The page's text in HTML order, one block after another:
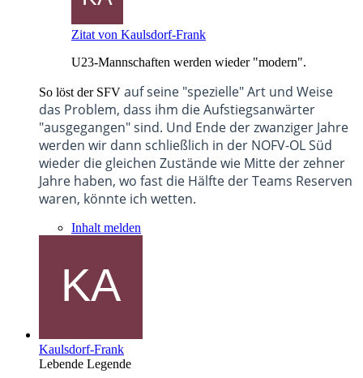
Zitat von Kaulsdorf-Frank
U23-Mannschaften werden wieder "modern".
So löst der SFV auf seine "spezielle" Art und Weise
das Problem, dass ihm die Aufstiegsanwärter
"ausgegangen" sind. Und Ende der zwanziger Jahre
werden wir dann schließlich in der NOFV-OL Süd
wieder die gleichen Zustände wie Mitte der zehner
Jahre haben, wo fast die Hälfte der Teams Reserven
waren, könnte ich wetten.
Inhalt melden
Kaulsdorf-Frank
Lebende Legende